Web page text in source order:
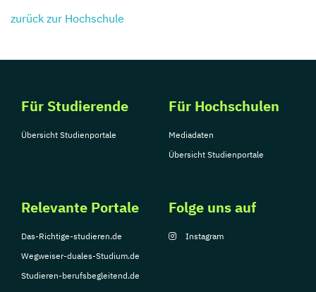
zurück zur Hochschule
Für Studierende
Übersicht Studienportale
Für Hochschulen
Mediadaten
Übersicht Studienportale
Relevante Portale
Das-Richtige-studieren.de
Wegweiser-duales-Studium.de
Studieren-berufsbegleitend.de
Folge uns auf
Instagram